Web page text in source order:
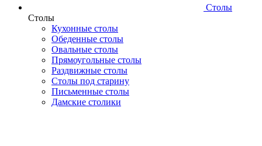
Столы
Столы
Кухонные столы
Обеденные столы
Овальные столы
Прямоугольные столы
Раздвижные столы
Столы под старину
Письменные столы
Дамские столики